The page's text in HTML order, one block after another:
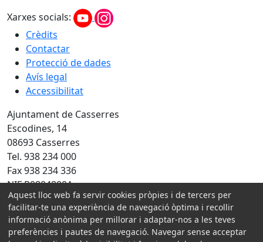
Xarxes socials:
Crèdits
Contactar
Protecció de dades
Avís legal
Accessibilitat
Ajuntament de Casserres
Escodines, 14
08693 Casserres
Tel. 938 234 000
Fax 938 234 336
NIF P0804800A
Amb la col·laboració de:
Aquest lloc web fa servir cookies pròpies i de tercers per
facilitar-te una experiència de navegació òptima i recollir
informació anònima per millorar i adaptar-nos a les teves
preferències i pautes de navegació. Navegar sense acceptar